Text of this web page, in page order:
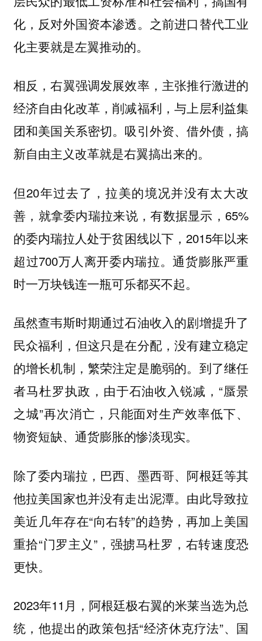
化，反对外国资本渗透。之前进口替代工业
化主要就是左翼推动的。
相反，右翼强调发展效率，主张推行激进的
经济自由化改革，削减福利，与上层利益集
团和美国关系密切。吸引外资、借外债，搞
新自由主义改革就是右翼搞出来的。
但20年过去了，拉美的境况并没有太大改
善，就拿委内瑞拉来说，有数据显示，65%
的委内瑞拉人处于贫困线以下，2015年以来
超过700万人离开委内瑞拉。通货膨胀严重
时一万块钱连一瓶可乐都买不起。
虽然查韦斯时期通过石油收入的剧增提升了
民众福利，但这只是在分配，没有建立稳定
的增长机制，繁荣注定是脆弱的。到了继任
者马杜罗执政，由于石油收入锐减，“蜃景
之城”再次消亡，只能面对生产效率低下、
物资短缺、通货膨胀的惨淡现实。
除了委内瑞拉，巴西、墨西哥、阿根廷等其
他拉美国家也并没有走出泥潭。由此导致拉
美近几年存在“向右转”的趋势，再加上美国
重拾“门罗主义”，强掳马杜罗，右转速度恐
更快。
2023年11月，阿根廷极右翼的米莱当选为总
统，他提出的政策包括“经济休克疗法”、国